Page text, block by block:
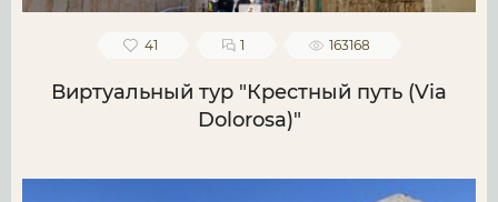
41 1 163168
Виртуальный тур "Крестный путь (Via
Dolorosa)"